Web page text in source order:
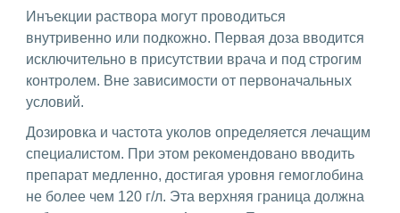
Инъекции раствора могут проводиться
внутривенно или подкожно. Первая доза вводится
исключительно в присутствии врача и под строгим
контролем. Вне зависимости от первоначальных
условий.
Дозировка и частота уколов определяется лечащим
специалистом. При этом рекомендовано вводить
препарат медленно, достигая уровня гемоглобина
не более чем 120 г/л. Эта верхняя граница должна